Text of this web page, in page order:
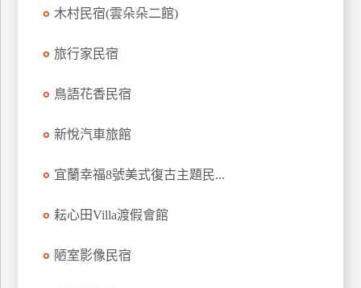
木村民宿(雲朵朵二館)
旅行家民宿
鳥語花香民宿
新悅汽車旅館
宜蘭幸福8號美式復古主題民...
耘心田Villa渡假會館
陋室影像民宿